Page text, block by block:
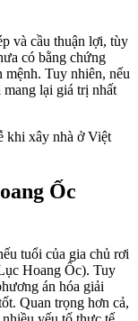
và cầu thuận lợi, tùy
có bằng chứng
Tuy nhiên, nếu
lại giá trị nhất
khi xây nhà ở Việt
Ốc
tuổi của gia chủ rơi
Hoang Ốc). Tuy
án hóa giải
Quan trọng hơn cả,